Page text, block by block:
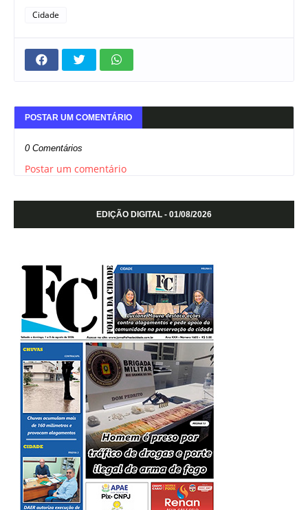
Cidade
POSTAR UM COMENTÁRIO
0 Comentários
Postar um comentário
EDIÇÃO DIGITAL - 01/08/2026